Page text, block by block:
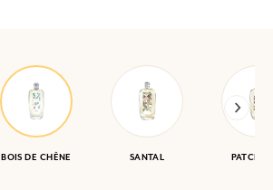
BOIS DE CHÊNE SANTAL